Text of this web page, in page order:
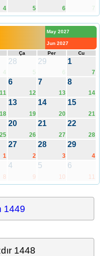
4 5 6 7
May 2027
Jun 2027
Ça Per Cu
4
28
5
29
6
1
7
11
6
12
7
13
8
14
18
13
19
14
20
15
21
25
20
26
21
27
22
28
1
27
2
28
3
29
4
8
4
9
5
10
6
11
1449
1448